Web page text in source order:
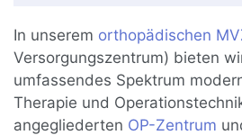
In unserem orthopädischen
Versorgungszentrum) bieten
umfassendes Spektrum
Therapie und
angegliederten OP-Zentrum